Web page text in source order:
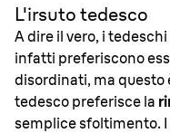
L'irsuto tedesco
A dire il vero, i
infatti preferiscono
disordinati, ma questo
tedesco preferisce la
semplice sfoltimento.